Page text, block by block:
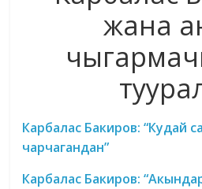
жана
Карбалас Бакиров: “Кудай
чарчагандан”
Карбалас Бакиров: